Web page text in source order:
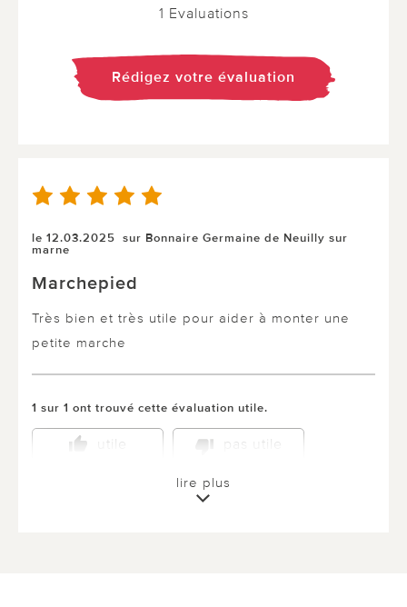
1 Evaluations
Rédigez votre évaluation
le 12.03.2025 sur Bonnaire Germaine de Neuilly sur
marne
Marchepied
Très bien et très utile pour aider à monter une
petite marche
1 sur 1 ont trouvé cette évaluation utile.
utile pas utile
lire plus